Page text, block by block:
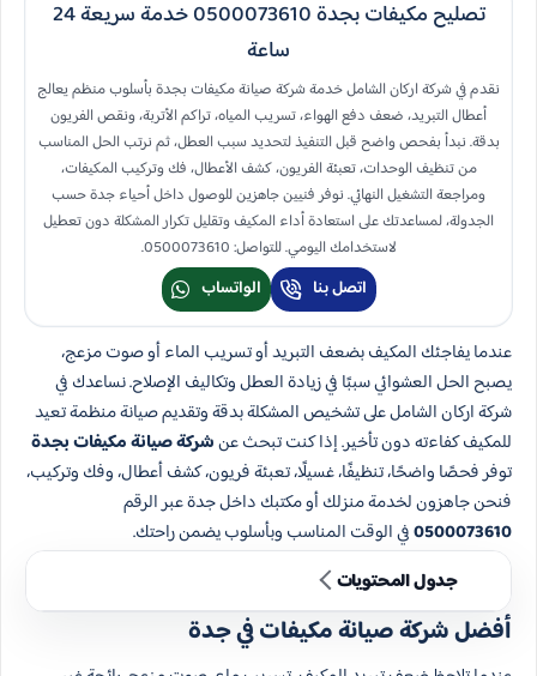
تصليح مكيفات بجدة 0500073610 خدمة سريعة 24
ساعة
نقدم في شركة اركان الشامل خدمة شركة صيانة مكيفات بجدة بأسلوب منظم يعالج
أعطال التبريد، ضعف دفع الهواء، تسريب المياه، تراكم الأتربة، ونقص الفريون
بدقة. نبدأ بفحص واضح قبل التنفيذ لتحديد سبب العطل، ثم نرتب الحل المناسب
من تنظيف الوحدات، تعبئة الفريون، كشف الأعطال، فك وتركيب المكيفات،
ومراجعة التشغيل النهائي. نوفر فنيين جاهزين للوصول داخل أحياء جدة حسب
الجدولة، لمساعدتك على استعادة أداء المكيف وتقليل تكرار المشكلة دون تعطيل
لاستخدامك اليومي. للتواصل: 0500073610.
اتصل بنا الواتساب
عندما يفاجئك المكيف بضعف التبريد أو تسريب الماء أو صوت مزعج،
يصبح الحل العشوائي سببًا في زيادة العطل وتكاليف الإصلاح. نساعدك في
شركة اركان الشامل على تشخيص المشكلة بدقة وتقديم صيانة منظمة تعيد
للمكيف كفاءته دون تأخير. إذا كنت تبحث عنشركة صيانة مكيفات بجدة
توفر فحصًا واضحًا، تنظيفًا، غسيلًا، تعبئة فريون، كشف أعطال، وفك وتركيب،
فنحن جاهزون لخدمة منزلك أو مكتبك داخل جدة عبر الرقم
0500073610في الوقت المناسب وبأسلوب يضمن راحتك.
جدول المحتويات
أفضل شركة صيانة مكيفات في جدة